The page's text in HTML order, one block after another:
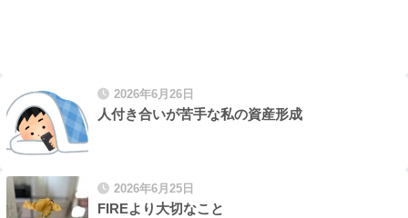
2026年6月26日
人付き合いが苦手な私の資産形成
2026年6月25日
FIREより大切なこと